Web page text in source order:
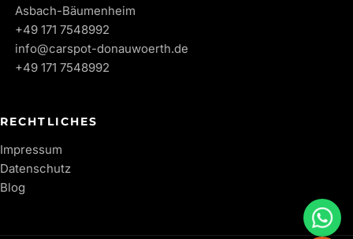
Asbach-Bäumenheim
+49 171 7548992
info@carspot-donauwoerth.de
+49 171 7548992
RECHTLICHES
Impressum
Datenschutz
Blog